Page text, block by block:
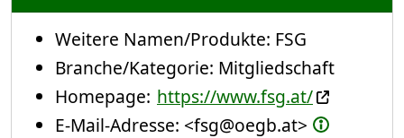
Weitere Namen/Produkte: FSG
Branche/Kategorie: Mitgliedschaft
Homepage: https://www.fsg.at/
E-Mail-Adresse: <fsg@oegb.at>